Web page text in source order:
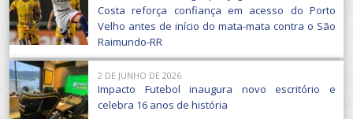
Costa reforça confiança em acesso do Porto
Velho antes de início do mata-mata contra o São
Raimundo-RR
2 DE JUNHO DE 2026
Impacto Futebol inaugura novo escritório e
celebra 16 anos de história